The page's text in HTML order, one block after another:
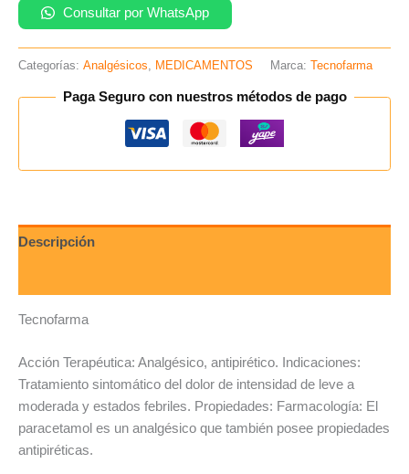
Consultar por WhatsApp
Categorías: Analgésicos MEDICAMENTOS Marca: Tecnofarma
Paga Seguro con nuestros métodos de pago
Descripción
Tecnofarma
Acción Terapéutica: Analgésico, antipirético. Indicaciones:
Tratamiento sintomático del dolor de intensidad de leve a
moderada y estados febriles. Propiedades: Farmacología: El
paracetamol es un analgésico que también posee propiedades
antipiréticas.